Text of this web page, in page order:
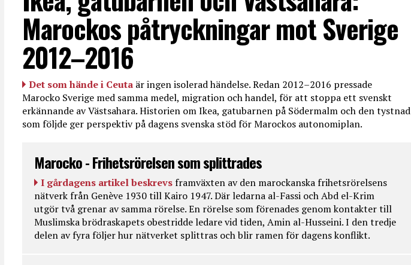
Marockos påtryckningar mot Sverige
2012–2016
Det som hände i Ceuta är ingen isolerad händelse. Redan 2012–2016 pressade
Marocko Sverige med samma medel, migration och handel, för att stoppa ett svenskt
erkännande av Västsahara. Historien om Ikea, gatubarnen på Södermalm och den tystnad
som följde ger perspektiv på dagens svenska stöd för Marockos autonomiplan.
Marocko - Frihetsrörelsen som splittrades
I gårdagens artikel beskrevs framväxten av den marockanska frihetsrörelsens
nätverk från Genève 1930 till Kairo 1947. Där ledarna al-Fassi och Abd el-Krim
utgör två grenar av samma rörelse. En rörelse som förenades genom kontakter till
Muslimska brödraskapets obestridde ledare vid tiden, Amin al-Husseini. I den tredje
delen av fyra följer hur nätverket splittras och blir ramen för dagens konflikt.